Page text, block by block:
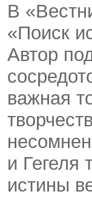
В
«Поиск
Автор
важная
и Гегеля
истины